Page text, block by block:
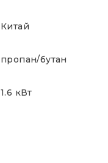
Китай
пропан/бутан
1.6 кВт